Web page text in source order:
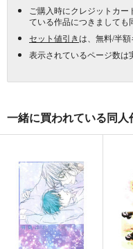
ご購入時にクレジットカ
ている作品につきましても
セット値引きは、無料/半額
表示されているページ数は
一緒に買われている同